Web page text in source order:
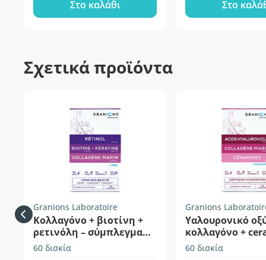
Στο καλάθι Στο
Σχετικά προϊόντα
Granions Laboratoire
Κολλαγόνο + βιοτίνη +
ρετινόλη – σύμπλεγμα
ομορφιάς
60 δισκία
Granions
Υαλουρονικό
κολλαγόνο +
(κεραμίδια)
60 δισκία